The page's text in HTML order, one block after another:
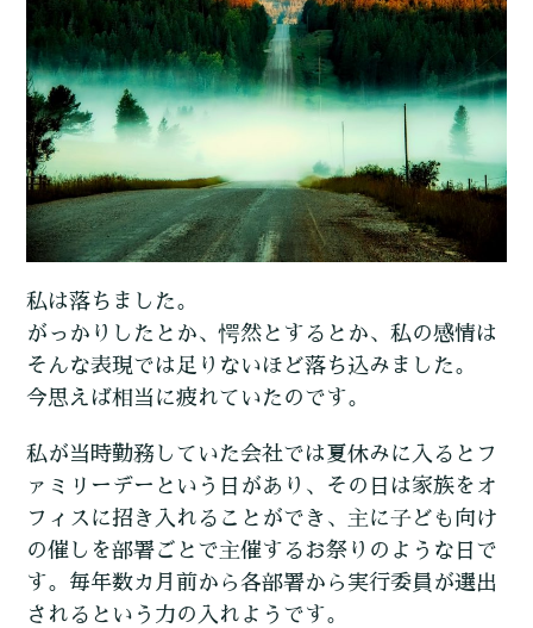
私は落ちました。
がっかりしたとか、愕然とするとか、私の感情は
そんな表現では足りないほど落ち込みました。
今思えば相当に疲れていたのです。
私が当時勤務していた会社では夏休みに入るとフ
ァミリーデーという日があり、その日は家族をオ
フィスに招き入れることができ、主に子ども向け
の催しを部署ごとで主催するお祭りのような日で
す。毎年数カ月前から各部署から実行委員が選出
されるという力の入れようです。